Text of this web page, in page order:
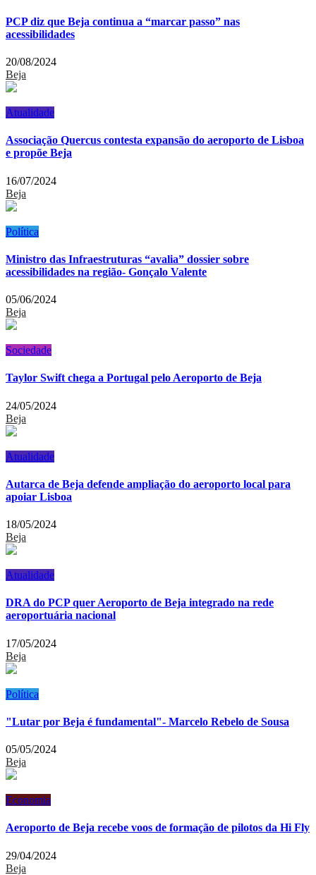
PCP diz que Beja continua a “marcar passo” nas
acessibilidades
20/08/2024
Beja
Atualidade
Associação Quercus contesta expansão do aeroporto de Lisboa
e propõe Beja
16/07/2024
Beja
Política
Ministro das Infraestruturas “avalia” dossier sobre
acessibilidades na região- Gonçalo Valente
05/06/2024
Beja
Sociedade
Taylor Swift chega a Portugal pelo Aeroporto de Beja
24/05/2024
Beja
Atualidade
Autarca de Beja defende ampliação do aeroporto local para
apoiar Lisboa
18/05/2024
Beja
Atualidade
DRA do PCP quer Aeroporto de Beja integrado na rede
aeroportuária nacional
17/05/2024
Beja
Política
"Lutar por Beja é fundamental"- Marcelo Rebelo de Sousa
05/05/2024
Beja
Economia
Aeroporto de Beja recebe voos de formação de pilotos da Hi Fly
29/04/2024
Beja